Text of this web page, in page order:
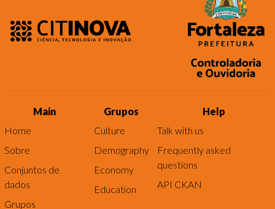
Main
Home
Sobre
Conjuntos de
dados
Grupos
Grupos
Culture
Demography
Economy
Education
Help
Talk with us
Frequently asked
questions
API CKAN